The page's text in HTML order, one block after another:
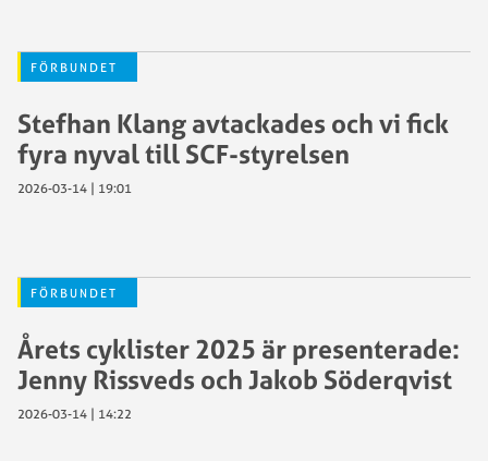
FÖRBUNDET
Stefhan Klang avtackades och vi fick
fyra nyval till SCF-styrelsen
2026-03-14 | 19:01
FÖRBUNDET
Årets cyklister 2025 är presenterade:
Jenny Rissveds och Jakob Söderqvist
2026-03-14 | 14:22